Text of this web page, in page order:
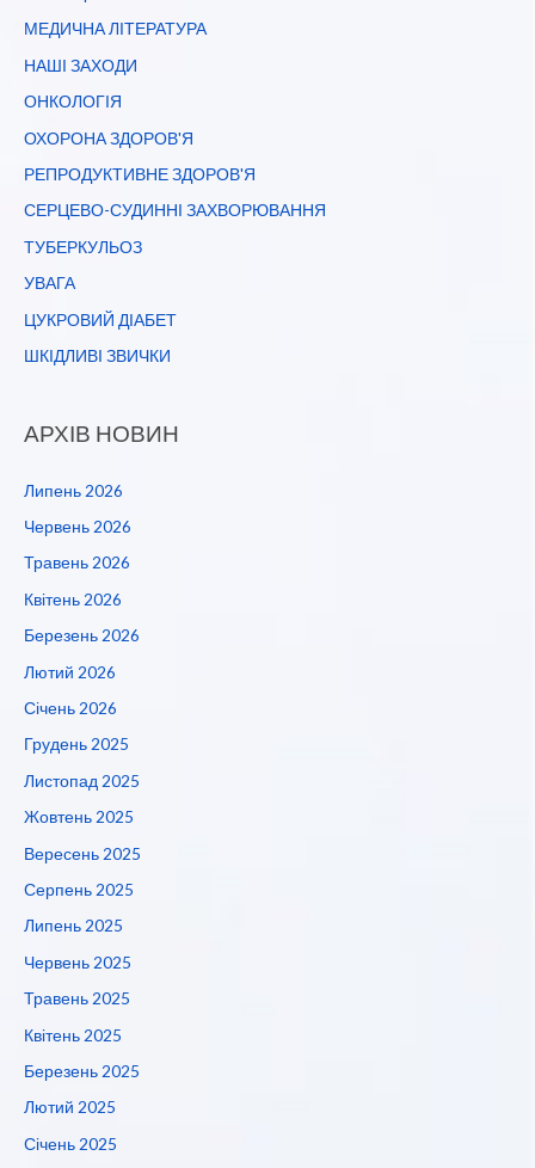
МЕДИЧНА ЛІТЕРАТУРА
НАШІ ЗАХОДИ
ОНКОЛОГІЯ
ОХОРОНА ЗДОРОВ'Я
РЕПРОДУКТИВНЕ ЗДОРОВ'Я
СЕРЦЕВО-СУДИННІ ЗАХВОРЮВАННЯ
ТУБЕРКУЛЬОЗ
УВАГА
ЦУКРОВИЙ ДІАБЕТ
ШКІДЛИВІ ЗВИЧКИ
АРХІВ НОВИН
Липень 2026
Червень 2026
Травень 2026
Квітень 2026
Березень 2026
Лютий 2026
Січень 2026
Грудень 2025
Листопад 2025
Жовтень 2025
Вересень 2025
Серпень 2025
Липень 2025
Червень 2025
Травень 2025
Квітень 2025
Березень 2025
Лютий 2025
Січень 2025